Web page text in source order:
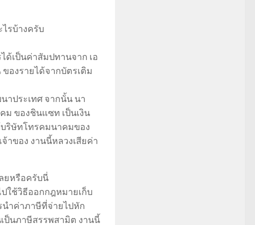
รบ้างครับ
เป็นค่าสัมปทานจาก เอ
ของรายได้จากบัตรเติม
าประเทศ จากนั้น นา
ม ของชินแซท เป็นเงิน
บริษัทโทรคมนาคมของ
ของ งานนี้หลวงเสียค่า
ยหรือครับนี่
ใช้วิธีออกกฎหมายเก็บ
ำค่าภาษีที่จ่ายไปหัก
ป็นภาษีสรรพสามิต งานนี้